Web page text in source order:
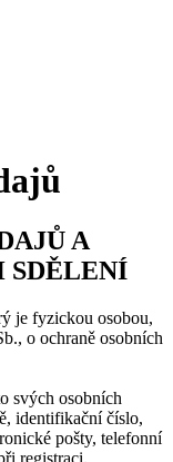
A
SDĚLENÍ
je fyzickou osobou,
o ochraně osobních
svých osobních
identifikační číslo,
pošty, telefonní
registraci.